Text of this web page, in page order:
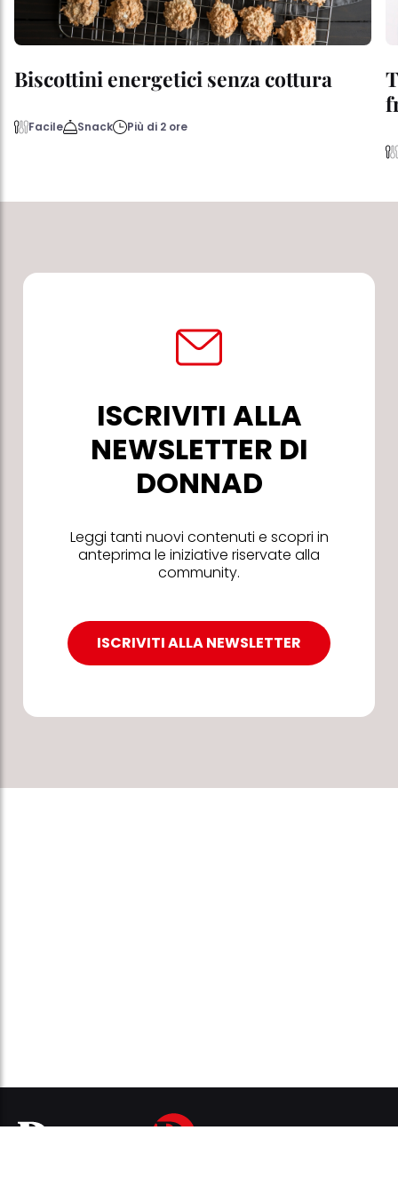
Biscottini energetici senza cottura
Facile Snack Più di 2 ore
ISCRIVITI ALLA
NEWSLETTER DI
DONNAD
Leggi tanti nuovi contenuti e scopri in
anteprima le iniziative riservate alla
community.
ISCRIVITI ALLA NEWSLETTER